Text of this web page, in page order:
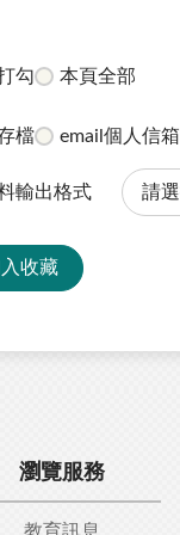
勾 本頁全部
檔 email個人信箱
輸出格式
收藏
瀏覽服務